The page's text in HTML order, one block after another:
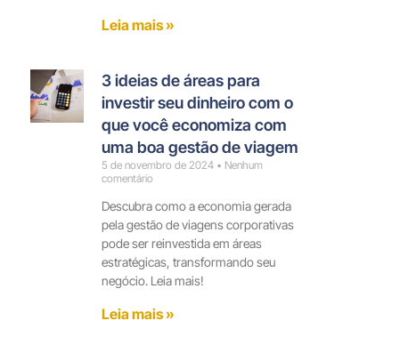
Leia mais »
3 ideias de áreas para
investir seu dinheiro com o
que você economiza com
uma boa gestão de viagem
5 de novembro de 2024
Nenhum
comentário
Descubra como a economia gerada
pela gestão de viagens corporativas
pode ser reinvestida em áreas
estratégicas, transformando seu
negócio. Leia mais!
Leia mais »